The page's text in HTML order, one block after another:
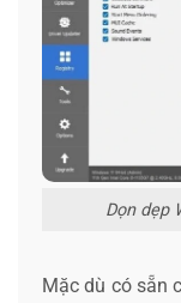
Dọn dẹp
Mặc dù có sẵn